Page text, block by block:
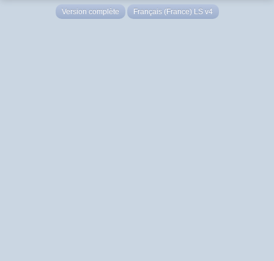
Version complète Français (France) LS v4